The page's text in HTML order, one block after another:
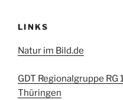
LINKS
Natur im Bild.de
GDT Regionalgruppe RG
Thüringen